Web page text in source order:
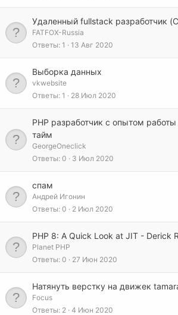
Удаленный fullstack разработчик
FATFOX-Russia
Ответы 1 13 Авг 2020
Выборка данных
vkwebsite
Ответы 1 28 Июл 2020
PHP разработчик с опытом
тайм
GeorgeOneclick
Ответы 0 3 Июл 2020
спам
Андрей Игонин
Ответы 0 2 Июл 2020
PHP 8: A Quick Look at JIT - Derick
Planet PHP
Ответы 0 27 Июн 2020
Натянуть верстку на движек
Focus
Ответы 2 4 Июн 2020